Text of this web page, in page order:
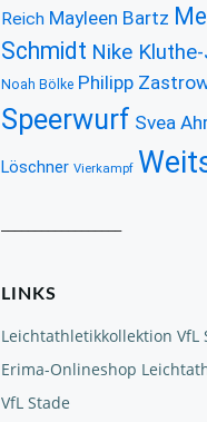
Reich Mayleen Bartz
Schmidt Nike
Noah Bölke Philipp
Speerwurf Svea
Löschner Vierkampf
LINKS
Leichtathletikkollektion VfL
Erima-Onlineshop
VfL Stade